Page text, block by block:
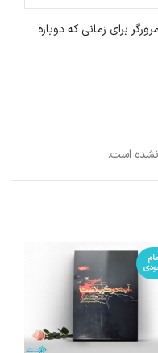
است.
برای زمانی که دوباره